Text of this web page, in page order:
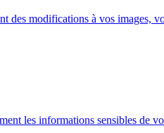
des modifications à vos images,
les informations sensibles de